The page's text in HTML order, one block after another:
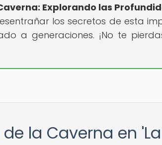
Explorando las
los secretos de esta
a generaciones. ¡No te
la Caverna en